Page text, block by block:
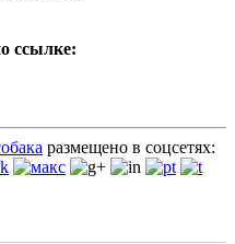
ссылке:
размещено в соцсетях: